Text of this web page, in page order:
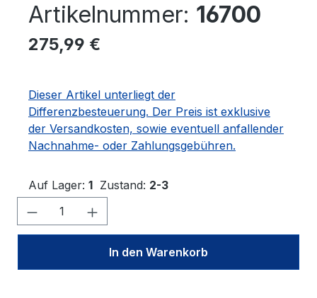
Artikelnummer: 16700
Regulärer Preis:
275,99 €
Dieser Artikel unterliegt der
Differenzbesteuerung. Der Preis ist exklusive
der Versandkosten, sowie eventuell anfallender
Nachnahme- oder Zahlungsgebühren.
Auf Lager: 1 Zustand: 2-3
Produkt Anzahl: Gib den
In den Warenkorb